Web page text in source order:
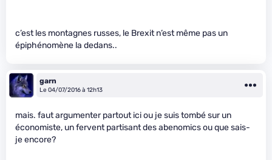
c’est les montagnes russes, le Brexit n’est même pas un
épiphénomène la dedans..
garn
Le 04/07/2016 à 12h13
mais. faut argumenter partout ici ou je suis tombé sur un
économiste, un fervent partisant des abenomics ou que sais-
je encore?